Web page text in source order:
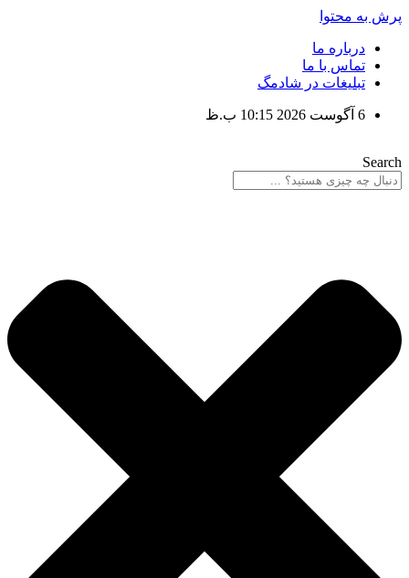
پرش به محتوا
درباره ما
تماس با ما
تبلیغات در شادمگ
6 آگوست 2026 10:15 ب.ظ
Search